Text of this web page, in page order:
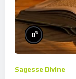
0%
Sagesse Divine